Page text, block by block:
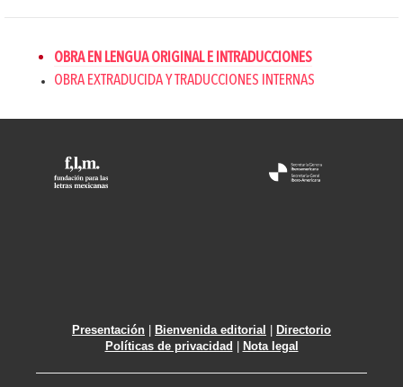
OBRA EN LENGUA ORIGINAL E INTRADUCCIONES
OBRA EXTRADUCIDA Y TRADUCCIONES INTERNAS
Presentación | Bienvenida editorial | Directorio
Políticas de privacidad | Nota legal